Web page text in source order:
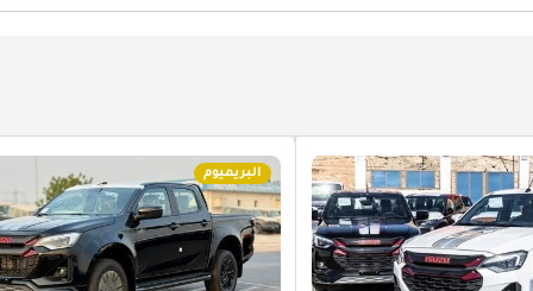
البريميوم